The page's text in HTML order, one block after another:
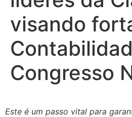
visando
Congresso
Este é um passo vital para